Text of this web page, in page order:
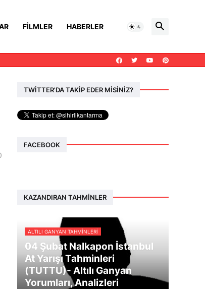
FILMLER HABERLER
TWİTTER'DA TAKİP EDER MİSİNİZ?
FACEBOOK
KAZANDIRAN TAHMINLER
ALTILI GANYAN TAHMINLERI
04 Şubat Nalkapon İstanbul
At Yarışı Tahminleri
(TUTTU)- Altılı Ganyan
Yorumları, Analizleri